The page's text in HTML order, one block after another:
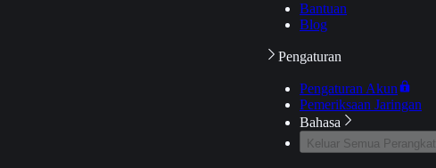
Bantuan
Blog
Pengaturan
Pengaturan Akun
Pemeriksaan Jaringan
Bahasa
Keluar Semua Perangkat